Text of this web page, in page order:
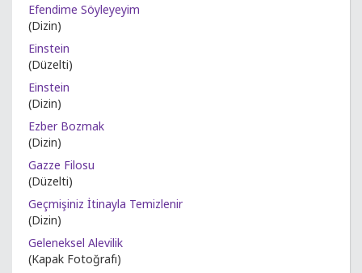
Efendime Söyleyeyim
(Dizin)
Einstein
(Düzelti)
Einstein
(Dizin)
Ezber Bozmak
(Dizin)
Gazze Filosu
(Düzelti)
Geçmişiniz İtinayla Temizlenir
(Dizin)
Geleneksel Alevilik
(Kapak Fotoğrafı)